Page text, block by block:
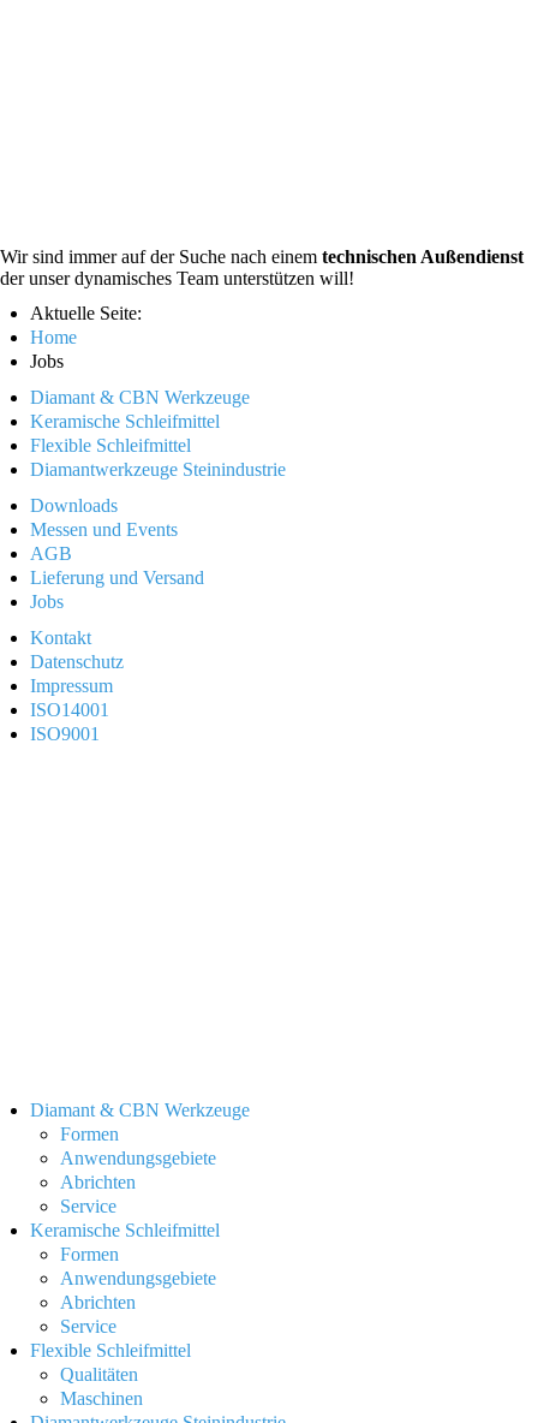
Wir sind immer auf der Suche nach einem technischen Außendienst
der unser dynamisches Team unterstützen will!
Aktuelle Seite:
Home
Jobs
Diamant & CBN Werkzeuge
Formen
Anwendungsgebiete
Abrichten
Keramische Schleifmittel
Formen
Anwendungsgebiete
Service
Flexible Schleifmittel
Qualitäten
Diamantwerkzeuge Steinindustrie
Service
Downloads
Messen und Events
AGB
Lieferung und Versand
Jobs
Kontakt
Datenschutz
Impressum
ISO14001
ISO9001
Diamant & CBN Werkzeuge
Formen
Anwendungsgebiete
Abrichten
Service
Keramische Schleifmittel
Formen
Anwendungsgebiete
Abrichten
Service
Flexible Schleifmittel
Qualitäten
Maschinen